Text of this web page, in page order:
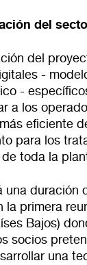
del
del
-
-
a los
eficiente
para los
toda la
una duración
la primera
Bajos)
socios
una